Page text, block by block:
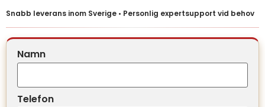
Snabb leverans inom Sverige • Personlig expertsupport vid behov
Namn
Telefon